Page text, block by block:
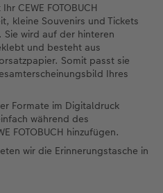
CEWE FOTOBUCH
kleine Souvenirs und Tickets
Sie wird auf der hinteren
und besteht aus
Somit passt sie
Ihres
Formate im Digitaldruck
während des
FOTOBUCH hinzufügen.
wir die Erinnerungstasche in